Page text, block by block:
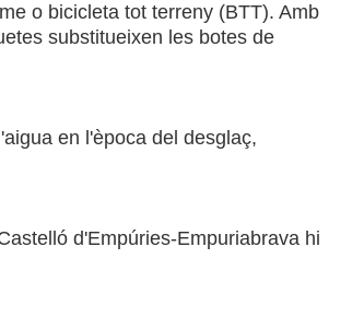
o bicicleta tot terreny (BTT). Amb
substitueixen les botes de
en l'època del desglaç,
d'Empúries-Empuriabrava hi